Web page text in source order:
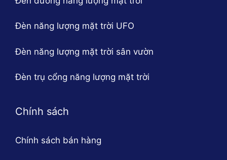
Đèn năng lượng mặt trời UFO
Đèn năng lượng mặt trời sân vườn
Đèn trụ cổng năng lượng mặt trời
Chính sách
Chính sách bán hàng